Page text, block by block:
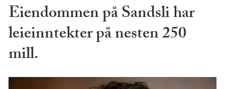
Eiendommen på Sandsli har
leieinntekter på nesten 250
mill.